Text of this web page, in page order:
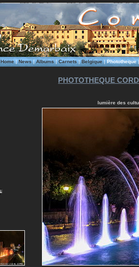
Home|News|Albums|Carnets|Belgique|Phototheque
PHOTOTHEQUE
lumière des